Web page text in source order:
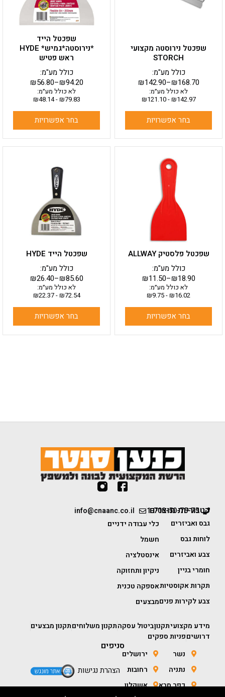
שפכטל נירוסטה מקצועי
STORCH
₪142.90–₪168.70
כולל מע"מ:
לא כולל מע״מ:
₪142.97
-
₪121.10
בחר אפשרויות
שפכטל הייד
*נירוסטה*גמיש* HYDE
ראש פטיש
₪56.80–₪94.20
כולל מע"מ:
לא כולל מע״מ:
₪79.83
-
₪48.14
בחר אפשרויות
את
האפשרויות
המוצר
שפכטל פלסטיק ALLWAY
₪11.50–₪18.90
כולל מע"מ:
לא כולל מע״מ:
₪16.02
-
₪9.75
בחר אפשרויות
זה
יש
מספר
סוגים.
ניתן
לבחור
האפשרויות
המוצר
שפכטל הייד HYDE
₪26.40–₪85.60
כולל מע"מ:
לא כולל מע״מ:
₪72.54
-
₪22.37
בחר אפשרויות
יש
מספר
סוגים.
ניתן
לבחור
את
האפשרויות
המוצר
1-700-50-75-75
info@cnaanc.co.il קטגוריות מוצרים
גבס ואביזרים
לוחות גבס
צבע ואביזרים
חומרי בניין
תקרות אקוסטיות
צבע לקירות פנים
כלי עבודה ידניים
חשמל
אינסטלציה
ניקיון ותחזוקה
אספקה טכנית
מבצעים
מידע מקצועיתקנוןביטול עסקהתקנון משלוחיםתקנון מבצעים
דרושיםפניות ספקים
סניפים
נשר
נתניה
כפר סבא
ירושלים
רחובות
אשקלון
הצהרת נגישות